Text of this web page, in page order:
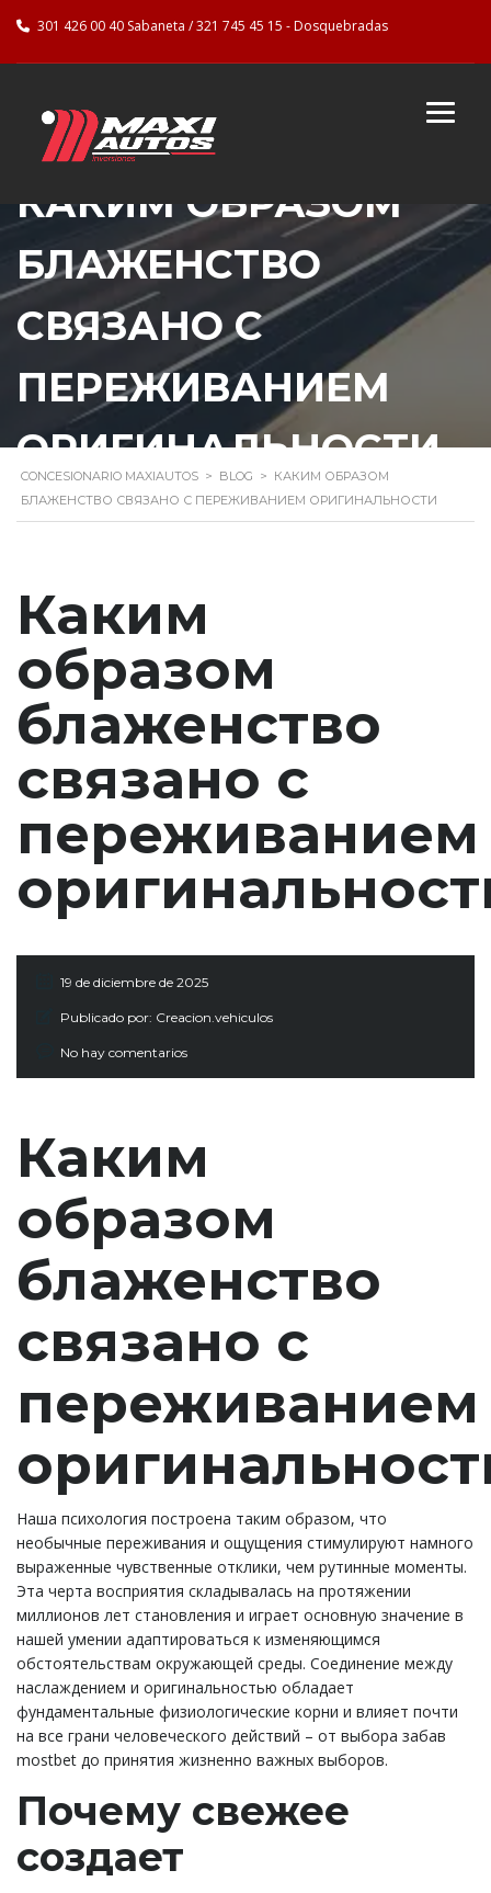
301 426 00 40 Sabaneta / 321 745 45 15 - Dosquebradas
КАКИМ ОБРАЗОМ
БЛАЖЕНСТВО
СВЯЗАНО С
ПЕРЕЖИВАНИЕМ
ОРИГИНАЛЬНОСТИ
CONCESIONARIO MAXIAUTOS > BLOG > КАКИМ ОБРАЗОМ
БЛАЖЕНСТВО СВЯЗАНО С ПЕРЕЖИВАНИЕМ ОРИГИНАЛЬНОСТИ
Каким
образом
блаженство
связано с
переживанием
19 de diciembre de 2025
Publicado por: Creacion.vehiculos
No hay comentarios
Каким
образом
блаженство
связано с
переживанием
Наша психология построена таким образом, что
необычные переживания и ощущения стимулируют намного
выраженные чувственные отклики, чем рутинные моменты.
Эта черта восприятия складывалась на протяжении
миллионов лет становления и играет основную значение в
нашей умении адаптироваться к изменяющимся
обстоятельствам окружающей среды. Соединение между
наслаждением и оригинальностью обладает
фундаментальные физиологические корни и влияет почти
на все грани человеческого действий – от выбора забав
mostbet до принятия жизненно важных выборов.
Почему свежее
создает